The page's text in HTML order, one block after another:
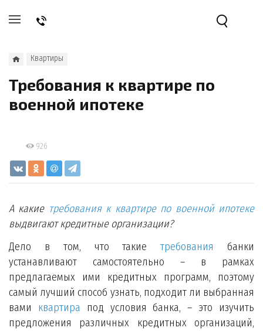
Квартиры
Требования к квартире по
военной ипотеке
926
А какие требования к квартире по военной ипотеке
выдвигают кредитные организации?
Дело в том, что такиетребования банки
устанавливают самостоятельно – в рамках
предлагаемых ими кредитных программ, поэтому
самый лучший способ узнать, подходит ли выбранная
вами квартира под условия банка, – это изучить
предложения различных кредитных организаций,